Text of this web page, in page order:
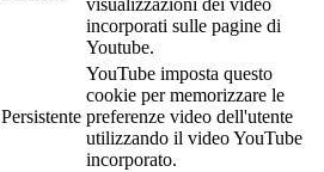
visualizzazioni dei video
incorporati sulle pagine di
Youtube.
Persistente
YouTube imposta questo
cookie per memorizzare le
preferenze video dell'utente
utilizzando il video YouTube
incorporato.